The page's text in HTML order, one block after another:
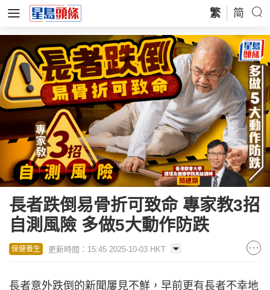
繁 简
長者跌倒易骨折可致命 專家教3招
自測風險 多做5大動作防跌
保健養生 更新時間：15:45 2025-10-03 HKT
長者意外跌倒的新聞屢見不鮮，早前更有長者不幸地